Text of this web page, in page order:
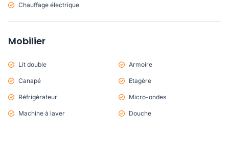
Chauffage électrique
Mobilier
Lit double Armoire
Canapé Etagère
Réfrigérateur Micro-ondes
Machine à laver Douche